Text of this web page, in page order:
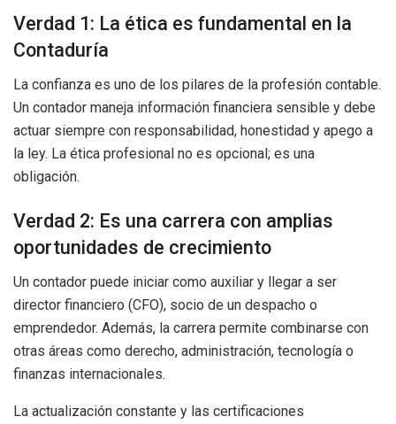
Verdad 1: La ética es fundamental en la
Contaduría
La confianza es uno de los pilares de la profesión contable.
Un contador maneja información financiera sensible y debe
actuar siempre con responsabilidad, honestidad y apego a
la ley. La ética profesional no es opcional; es una
obligación.
Verdad 2: Es una carrera con amplias
oportunidades de crecimiento
Un contador puede iniciar como auxiliar y llegar a ser
director financiero (CFO), socio de un despacho o
emprendedor. Además, la carrera permite combinarse con
otras áreas como derecho, administración, tecnología o
finanzas internacionales.
La actualización constante y las certificaciones